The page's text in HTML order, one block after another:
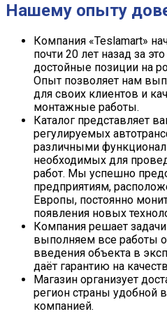
Нашему опыту
Компания «Teslamart»
почти 20 лет назад за
достойные позиции на
Опыт позволяет нам
для своих клиентов и
монтажные работы.
Каталог представляет
регулируемых
различными
необходимых для
работ. Мы успешно
предприятиям,
Европы, постоянно
появления новых
Компания решает
выполняем все работы
введения объекта в
даёт гарантию на
Магазин организует
регион страны удобной
компанией.